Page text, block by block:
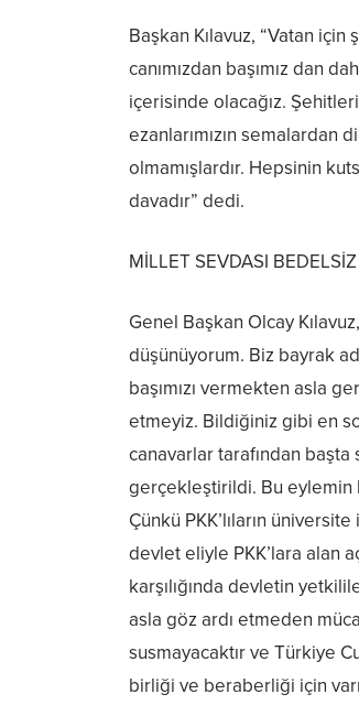
Başkan Kılavuz, “Vatan
canımızdan başımız dan
içerisinde olacağız.
ezanlarımızın semalardan
olmamışlardır. Hepsinin
davadır” dedi.
MİLLET SEVDASI
Genel Başkan Olcay
düşünüyorum. Biz bayrak
başımızı vermekten asla
etmeyiz. Bildiğiniz gibi en
canavarlar tarafından
gerçekleştirildi. Bu eylemin
Çünkü PKK’lıların
devlet eliyle PKK’lara alan
karşılığında devletin
asla göz ardı etmeden
susmayacaktır ve Türkiye
birliği ve beraberliği için